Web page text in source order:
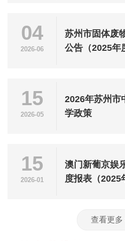
04
2026-06
苏州市固体废
公告（2025年
15
2026-05
2026年苏州市
学政策
15
2026-01
澳门新葡京娱
度报表（2025
查看更多